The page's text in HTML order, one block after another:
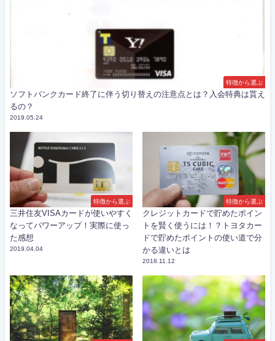
特徴から選ぶ
ソフトバンクカード終了に伴う切り替えの注意点とは？入会特典は貰え
るの？
2019.05.24
特徴から選ぶ
三井住友VISAカードが使いやすく
なってパワーアップ！実際に使っ
た感想
2019.04.04
特徴から選ぶ
クレジットカードで貯めたポイン
トを賢く使うには！？トヨタカー
ドで貯めたポイントの使い道で分
かる違いとは
2018.11.12